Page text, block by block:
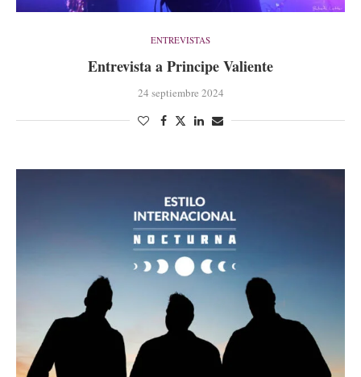
ENTREVISTAS
Entrevista a Principe Valiente
24 septiembre 2024